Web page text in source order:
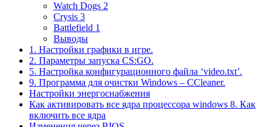
Watch Dogs 2
Crysis 3
Battlefield 1
Выводы
1. Настройки графики в игре.
2. Параметры запуска CS:GO.
5. Настройка конфигурационного файла ‘video.txt’.
9. Программа для очистки Windows – CCleaner.
Настройки энергоснабжения
Как активировать все ядра процессора windows 8. Как
включить все ядра